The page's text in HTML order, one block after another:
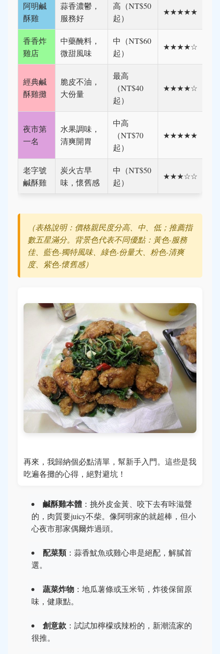
阿明鹹
酥雞
蒜香濃鬱，
服務好
高（NT$50
起）
★★★★★
香香炸
雞店
中藥醃料，
微甜風味
中（NT$60
起）
★★★★☆
經典鹹
酥雞攤
脆皮不油，
大份量
最高
（NT$40
起）
★★★★☆
夜市第
一名
水果調味，
清爽開胃
中高
（NT$70
起）
★★★★★
老字號
鹹酥雞
炭火古早
味，懷舊感
中（NT$50
起）
★★★☆☆
（表格說明：價格親民度分高、中、低；推薦指
數五星滿分。背景色代表不同優點：黃色-服務
佳、藍色-獨特風味、綠色-份量大、粉色-清爽
度、紫色-懷舊感）
再來，我歸納個必點清單，幫新手入門。這些是我
吃遍各攤的心得，絕對避坑！
鹹酥雞本體 ：挑外皮金黃、咬下去有咔滋聲
的，肉質要juicy不柴。像阿明家的就超棒，但小
心夜市那家偶爾炸過頭。
配菜類：蒜香魷魚或雞心串是絕配，解膩首
選。
蔬菜炸物 ：地瓜薯條或玉米筍，炸後保留原
味，健康點。
創意款 ：試試加檸檬或辣粉的，新潮流家的
很推。